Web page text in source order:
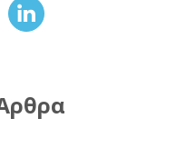
Share